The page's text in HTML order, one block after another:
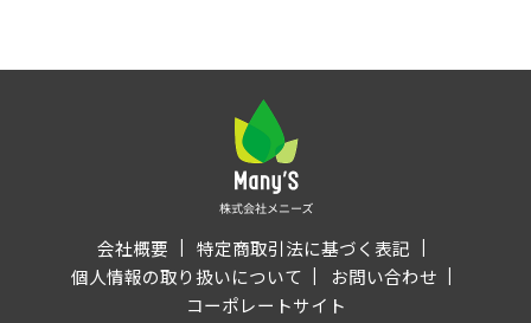
会社概要
特定商取引法に基づく表記
個人情報の取り扱いについて
お問い合わせ
コーポレートサイト